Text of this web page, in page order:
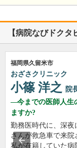
【病院なびドク
福岡県久留米市
おざさクリニック
小篠 洋之 院
今までの医師人生
ますか?
勤務医時代に、深夜
さんが救急車で来院
私が在籍していた病